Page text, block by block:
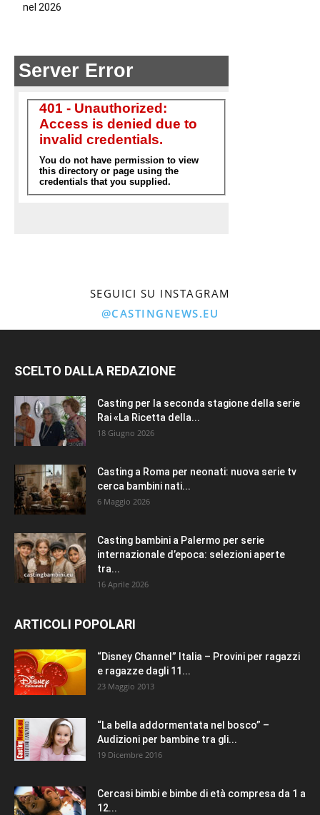
nel 2026
SEGUICI SU INSTAGRAM
@CASTINGNEWS.EU
SCELTO DALLA REDAZIONE
Casting per la seconda stagione della serie
Rai «La Ricetta della...
18 Giugno 2026
Casting a Roma per neonati: nuova serie tv
cerca bambini nati...
6 Maggio 2026
Casting bambini a Palermo per serie
internazionale d’epoca: selezioni aperte
tra...
16 Aprile 2026
ARTICOLI POPOLARI
“Disney Channel” Italia – Provini per ragazzi
e ragazze dagli 11...
23 Maggio 2013
“La bella addormentata nel bosco” –
Audizioni per bambine tra gli...
19 Dicembre 2016
Cercasi bimbi e bimbe di età compresa da 1 a
12...